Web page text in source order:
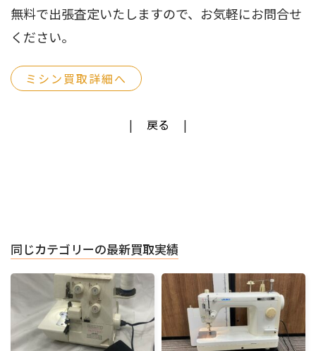
無料で出張査定いたしますので、お気軽にお問合せ
ください。
ミシン買取詳細へ
戻る
同じカテゴリーの最新買取実績